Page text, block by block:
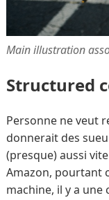
Main illustration
Structured
Personne ne veut
donnerait des
(presque) aussi
Amazon, pourtant
machine, il y a une